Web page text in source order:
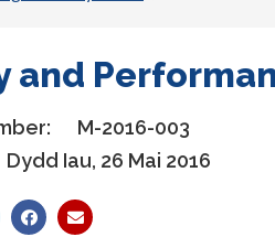
and
M-2016-003
Dydd Iau, 26 Mai 2016